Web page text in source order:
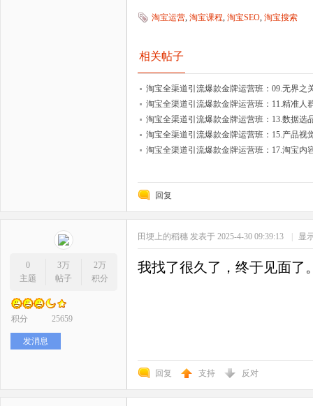
淘宝运营 淘宝课程 淘宝SEO 淘宝搜索
相关帖子
淘宝全渠道引流爆款金牌运营班：09.无界之
淘宝全渠道引流爆款金牌运营班：11.精准人
淘宝全渠道引流爆款金牌运营班：13.数据选
淘宝全渠道引流爆款金牌运营班：15.产品视
淘宝全渠道引流爆款金牌运营班：17.淘宝内
回复
0
主题
3万
帖子
2万
积分
积分 25659
发消息
田埂上的稻穗 发表于 2025-4-30 09:39:13 | 显
我找了很久了，终于见面了
回复 支持 反对